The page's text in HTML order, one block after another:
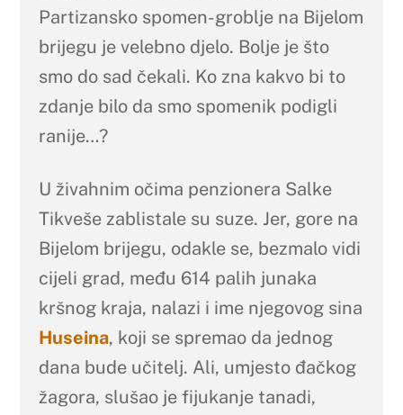
Partizansko spomen-groblje na Bijelom
brijegu je velebno djelo. Bolje je što
smo do sad čekali. Ko zna kakvo bi to
zdanje bilo da smo spomenik podigli
ranije…?
U živahnim očima penzionera Salke
Tikveše zablistale su suze. Jer, gore na
Bijelom brijegu, odakle se, bezmalo vidi
cijeli grad, među 614 palih junaka
kršnog kraja, nalazi i ime njegovog sina
Huseina, koji se spremao da jednog
dana bude učitelj. Ali, umjesto đačkog
žagora, slušao je fijukanje tanadi,